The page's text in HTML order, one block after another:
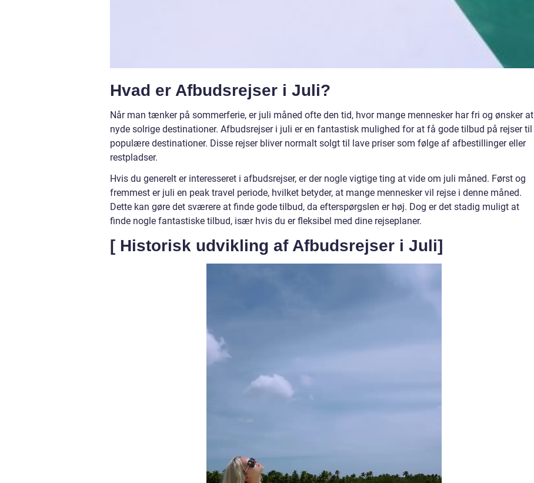
Hvad er Afbudsrejser i Juli?
Når man tænker på sommerferie, er juli måned ofte den tid, hvor mange mennesker har fri og ønsker at
nyde solrige destinationer. Afbudsrejser i juli er en fantastisk mulighed for at få gode tilbud på rejser til
populære destinationer. Disse rejser bliver normalt solgt til lave priser som følge af afbestillinger eller
restpladser.
Hvis du generelt er interesseret i afbudsrejser, er der nogle vigtige ting at vide om juli måned. Først og
fremmest er juli en peak travel periode, hvilket betyder, at mange mennesker vil rejse i denne måned.
Dette kan gøre det sværere at finde gode tilbud, da efterspørgslen er høj. Dog er det stadig muligt at
finde nogle fantastiske tilbud, især hvis du er fleksibel med dine rejseplaner.
[ Historisk udvikling af Afbudsrejser i Juli]